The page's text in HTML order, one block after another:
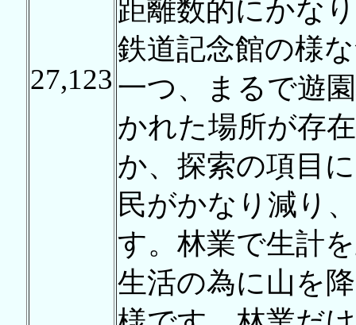
27,123
距離数的にかな
鉄道記念館の様
一つ、まるで遊
かれた場所が存
か、探索の項目
民がかなり減り
す。林業で生計
生活の為に山を